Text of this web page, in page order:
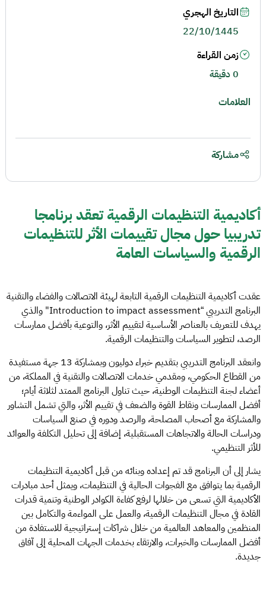
أكاديمية التنظيمات الرقمية تعقد برنامجا
تدريبيا حول مجال تقييمات الأثر للتنظيمات
الرقمية والسياسات العامة
عقدت أكاديمية التنظيمات الرقمية التابعة لهيئة الاتصالات والفضاء والتقنية
البرنامج التدريبي “Introduction to impact assessment" والذي
يهدف للتعريف بالعناصر الأساسية لتقييم الأثر، والتوعية بأفضل ممارسات
الرصد، لتطوير السياسات والتنظيمات الرقمية.
وانعقد البرنامج التدريبي بتقديم خبراء دوليون وبمشاركة 13 جهة مستفيدة
من القطاع الحكومي، ومقدمي خدمات الاتصالات والتقنية في المملكة، من
أعضاء لجنة التنظيمات الوطنية، حيث تناول البرنامج الممتد لثلاثة أيام؛
أفضل الممارسات ونقاط القوة والضعف في تقييم الأثر، والتي تشمل التشاور
والمشاركة مع أصحاب المصلحة، والرصد ودوره في صنع السياسات
ودراسات الحالة والاتجاهات المستقبلية، إضافة إلى تحليل التكلفة والعوائد
للأثر التنظيمي.
يشار إلى أن البرنامج قد تم إعداده وبنائه من قبل أكاديمية التنظيمات
الرقمية بما يتوافق مع الفجوات الحالية في التنظيمات، ويمثل أحد مبادرات
الأكاديمية التي تسعى من خلالها لرفع كفاءة الكوادر الوطنية وتنمية قدرات
القادة في مجال التنظيمات الرقمية، والعمل على المواءمة والتكامل بين
المنظمين والمعاهد العالمية من خلال شراكات إستراتيجية للاستفادة من
أفضل الممارسات والخبرات، والارتقاء بخدمات الجهات المحلية إلى آفاق
جديدة.
التاريخ الهجري
22/10/1445
زمن القراءة
0 دقيقة
العلامات
مشاركة